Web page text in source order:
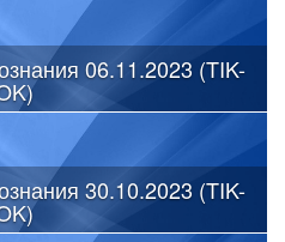
06.11.2023 (TIK-
30.10.2023 (TIK-